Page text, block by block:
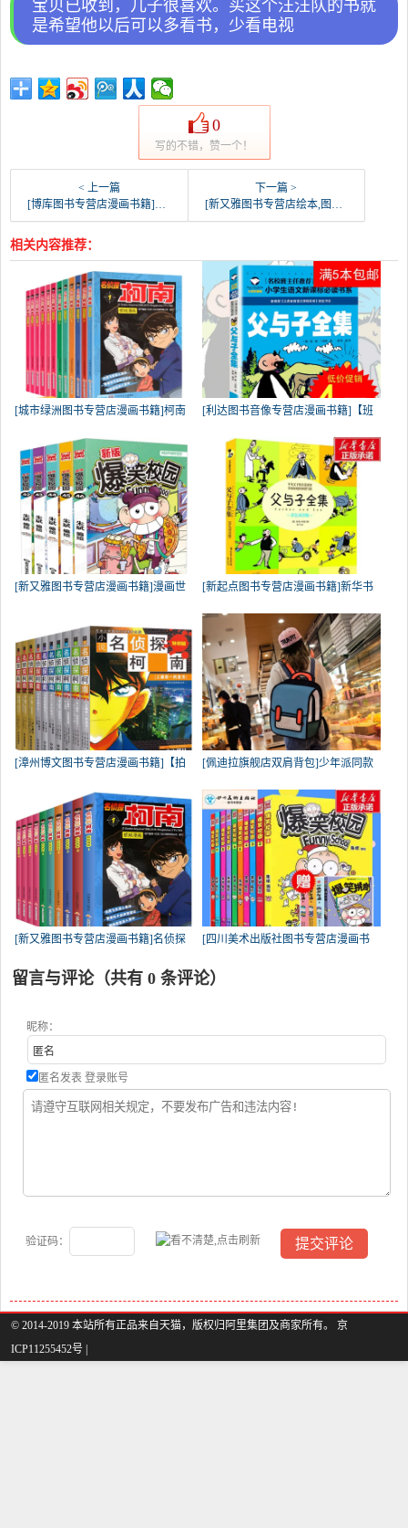
宝贝已收到，儿子很喜欢。买这个汪汪队的书就
是希望他以后可以多看书，少看电视
0
写的不错，赞一个！
< 上一篇
[博库图书专营店漫画书籍]如果历史是一群喵2.春秋战国篇+夏商月销量433件仅售85.5元
下一篇 >
[新又雅图书专营店绘本,图画书]全6册 熊出没之探险日记 注音版儿童月销量444件仅售36元
相关内容推荐：
[城市绿洲图书专营店漫画书籍]柯南 [利达图书音像专营店漫画书籍]【班
[新又雅图书专营店漫画书籍]漫画世 [新起点图书专营店漫画书籍]新华书
[漳州博文图书专营店漫画书籍]【拍 [佩迪拉旗舰店双肩背包]少年派同款
[新又雅图书专营店漫画书籍]名侦探 [四川美术出版社图书专营店漫画书
留言与评论（共有 0 条评论）
昵称：
匿名发表 登录账号
验证码：
© 2014-2019 本站所有正品来自天猫，版权归阿里集团及商家所有。 京
ICP11255452号 |